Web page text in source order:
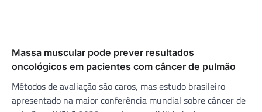
Massa muscular pode prever resultados
oncológicos em pacientes com câncer de pulmão
Métodos de avaliação são caros, mas estudo brasileiro
apresentado na maior conferência mundial sobre câncer de